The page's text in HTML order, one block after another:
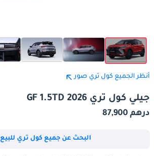
أنظر الجميع كول تري صور
جيلي كول تري GF 1.5TD 2026
درهم 87,900
البحث عن جميع كول تري للبيع